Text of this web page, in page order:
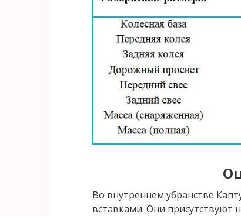
Во внутреннем убранстве
вставками. Они присутствуют